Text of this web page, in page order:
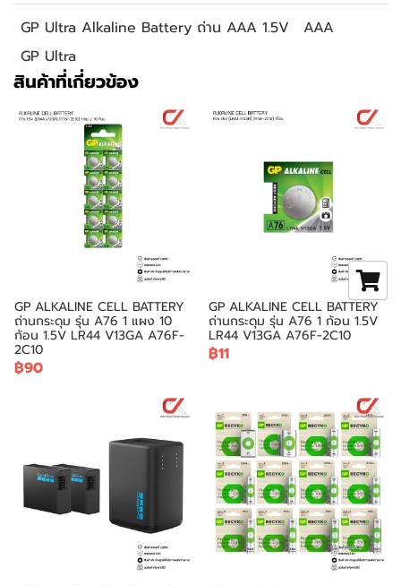
GP Ultra Alkaline Battery ถ่าน AAA 1.5V
AAA
GP Ultra
สินค้าที่เกี่ยวข้อง
GP ALKALINE CELL BATTERY
ถ่านกระดุม รุ่น A76 1 แผง 10
ก้อน 1.5V LR44 V13GA A76F-
2C10
฿90
GP ALKALINE CELL BATTERY
ถ่านกระดุม รุ่น A76 1 ก้อน 1.5V
LR44 V13GA A76F-2C10
฿11